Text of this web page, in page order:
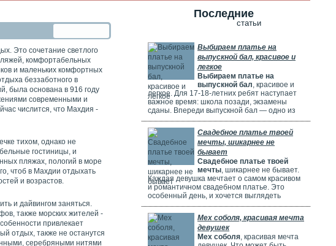
Это сочетание светлого
комфортабельных
и маленьких комфортных
беззаботного в
была основана в 916 году
современными и
числится, что Махдия -
тихом, однако не
гостиницы, и
пляжах, пологий в море
чтоб в Махдии отдыхать
и возрастов.
и дайвингом заняться.
также морских жителей -
привлекает
отдых, также не останутся
серебряными нитями
Последние
статьи
Выбираем платье на
выпускной бал, красивое и
легкое
Выбираем платье на
выпускной бал, красивое и
легкое. Для 17-18-летних ребят наступает
важное время: школа позади, экзамены
сданы. Впереди выпускной бал — одно из
самых красивых и радостных событий.
Особенно тщательно готовятся девушки.
Они заранее думают о наряде, прическе,
макияже и аксессуарах. Выпускной бал
можно сравнить с конкурсом красоты. Где
девушки соревнуются, кто лучше выглядит.
Свадебное платье твоей
мечты, шикарнее не
бывает
Свадебное платье твоей
мечты, шикарнее не бывает.
Каждая девушка мечтает о самом красивом
и романтичном свадебном платье. Это
особенный день, и хочется выглядеть
потрясающе! Но выбрать идеальное платье
может быть непросто. Раньше девушки
ходили по магазинам, смотрели каталоги и
искали платье в интернете. Сейчас это
проще благодаря онлайн-каталогам. Там
Мех соболя, красивая мечта
девушек
Мех соболя, красивая мечта